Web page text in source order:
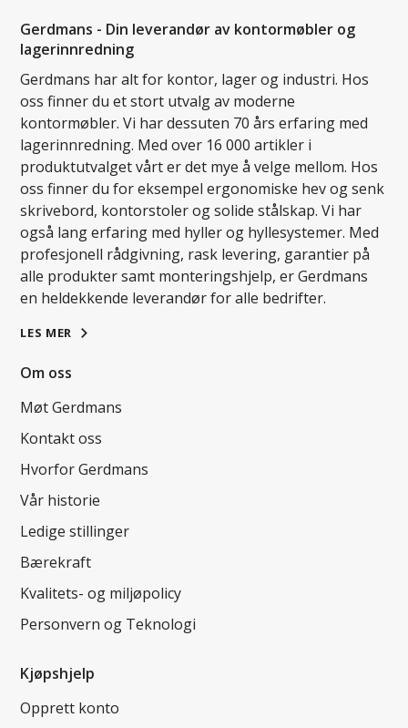
Gerdmans - Din leverandør av kontormøbler og
lagerinnredning
Gerdmans har alt for kontor, lager og industri. Hos
oss finner du et stort utvalg av moderne
kontormøbler. Vi har dessuten 70 års erfaring med
lagerinnredning. Med over 16 000 artikler i
produktutvalget vårt er det mye å velge mellom. Hos
oss finner du for eksempel ergonomiske hev og senk
skrivebord, kontorstoler og solide stålskap. Vi har
også lang erfaring med hyller og hyllesystemer. Med
profesjonell rådgivning, rask levering, garantier på
alle produkter samt monteringshjelp, er Gerdmans
en heldekkende leverandør for alle bedrifter.
LES MER
Om oss
Møt Gerdmans
Kontakt oss
Hvorfor Gerdmans
Vår historie
Ledige stillinger
Bærekraft
Kvalitets- og miljøpolicy
Personvern og Teknologi
Kjøpshjelp
Opprett konto